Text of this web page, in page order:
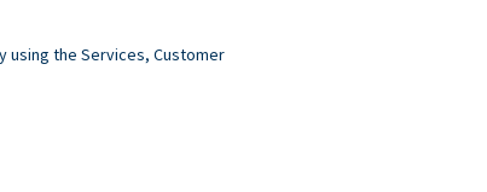
the Services, Customer